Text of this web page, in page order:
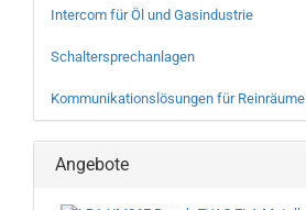
Intercom für Öl und Gasindustrie
Schaltersprechanlagen
Kommunikationslösungen für Reinräume
Angebote